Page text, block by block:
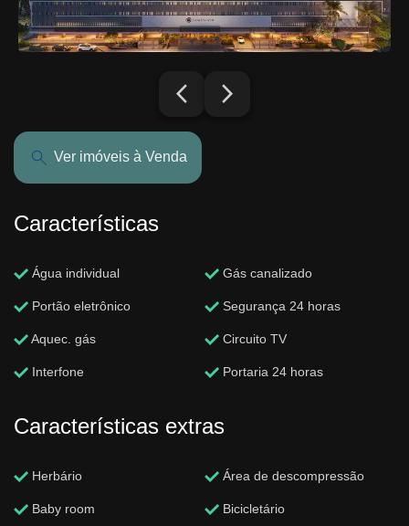
arrow_back_ios_new arrow_forward_ios
Ver imóveis à Venda
Características
Água individual Gás canalizado
Portão eletrônico Segurança 24 horas
Aquec. gás Circuito TV
Interfone Portaria 24 horas
Características extras
Herbário Área de descompressão
Baby room Bicicletário